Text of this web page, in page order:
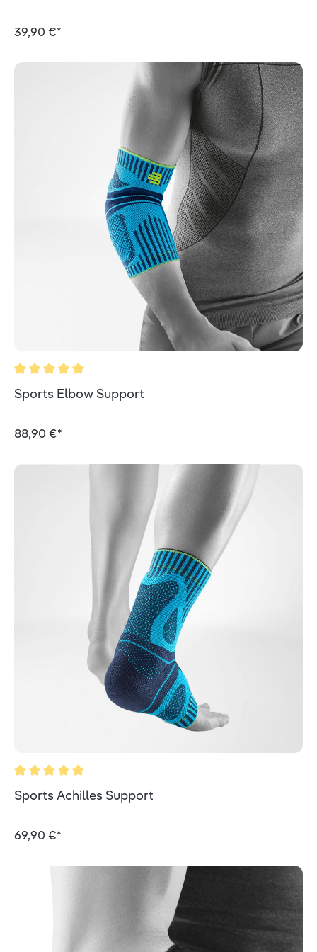
39,90 €*
Valutazione media di 5 su 5 stelle
Sports Elbow Support
88,90 €*
Valutazione media di 5 su 5 stelle
Sports Achilles Support
69,90 €*